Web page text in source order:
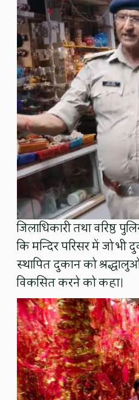
जिलाधिकारी तथा वरिष्ठ
कि मन्दिर परिसर में जो
स्थापित दुकान को
विकसित करने को कहा।